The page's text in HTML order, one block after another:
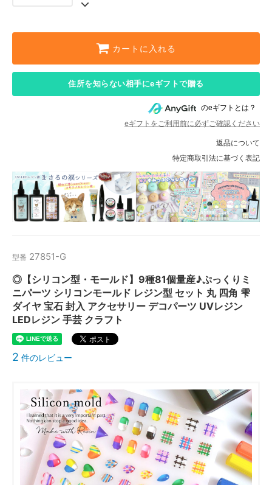
カートに入れる
住所を知らない相手にeギフトで贈る
のeギフトとは？
eギフトをご利用前に必ずご確認ください
返品について
特定商取引法に基づく表記
型番 27851-G
◎【シリコン型・モールド】9種81個量産♪ぷっくりミ
ニパーツ シリコンモールド レジン型 セット 丸 四角 雫
ダイヤ 宝石 封入 アクセサリー デコパーツ UVレジン
LEDレジン 手芸 クラフト
2 件のレビュー